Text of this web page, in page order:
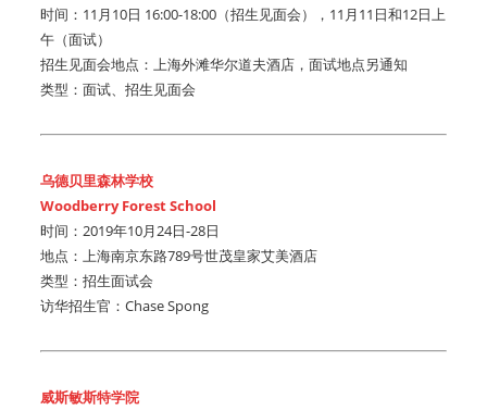
时间：11月10日 16:00-18:00（招生见面会），11月11日和12日上
午（面试）
招生见面会地点：上海外滩华尔道夫酒店，面试地点另通知
类型：面试、招生见面会
乌德贝里森林学校
Woodberry Forest School
时间：2019年10月24日-28日
地点：上海南京东路789号世茂皇家艾美酒店
类型：招生面试会
访华招生官：Chase Spong
威斯敏斯特学院